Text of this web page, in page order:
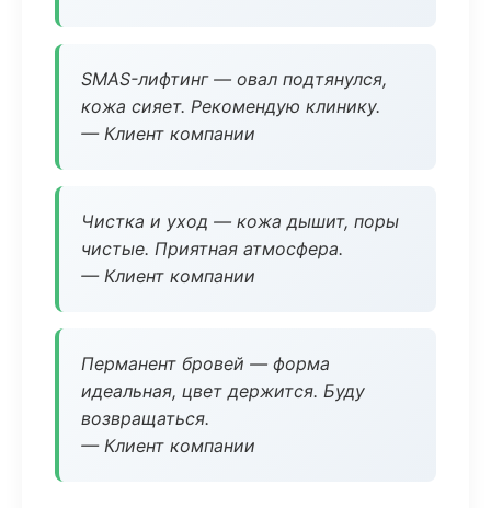
SMAS-лифтинг — овал подтянулся,
кожа сияет. Рекомендую клинику.
— Клиент компании
Чистка и уход — кожа дышит, поры
чистые. Приятная атмосфера.
— Клиент компании
Перманент бровей — форма
идеальная, цвет держится. Буду
возвращаться.
— Клиент компании